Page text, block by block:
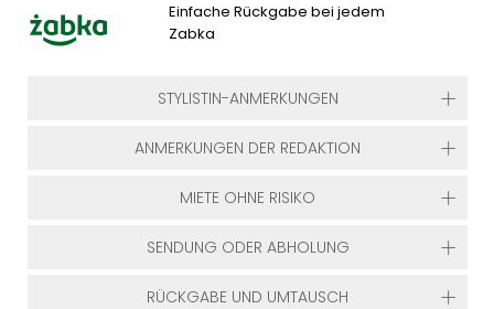
Einfache Rückgabe bei jedem
Zabka
STYLISTIN-ANMERKUNGEN
ANMERKUNGEN DER REDAKTION
MIETE OHNE RISIKO
SENDUNG ODER ABHOLUNG
RÜCKGABE UND UMTAUSCH